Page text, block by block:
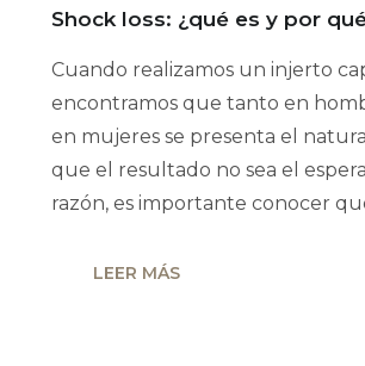
Shock loss: ¿qué es y por
Cuando realizamos un injerto
encontramos que tanto en
en mujeres se presenta el
que el resultado no sea el
razón, es importante conocer
LEER MÁS